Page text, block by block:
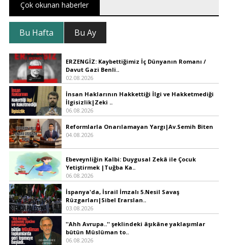
Çok okunan haberler
Bu Hafta Bu Ay
ERZENGİZ: Kaybettiğimiz İç Dünyanın Romanı /
Davut Gazi Benli..
02.08.2026
İnsan Haklarının Hakkettiği İlgi ve Hakketmediği
İlgisizlik|Zeki ..
06.08.2026
Reformlarla Onarılamayan Yargı|Av.Semih Biten
04.08.2026
Ebeveynliğin Kalbi: Duygusal Zekâ ile Çocuk
Yetiştirmek |Tuğba Ka..
06.08.2026
İspanya'da, İsrail İmzalı 5.Nesil Savaş
Rüzgarları|Sibel Erarslan..
03.08.2026
''Ahh Avrupa..'' şeklindeki âşıkâne yaklaşımlar
bütün Müslüman to..
06.08.2026